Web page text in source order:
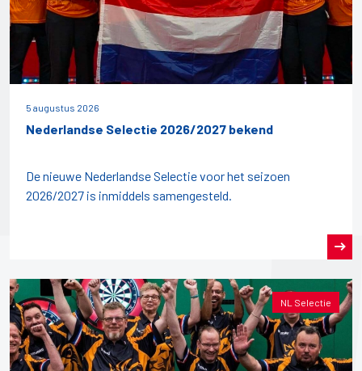
5 augustus 2026
Nederlandse Selectie 2026/2027 bekend
De nieuwe Nederlandse Selectie voor het seizoen
2026/2027 is inmiddels samengesteld.
NL Selectie